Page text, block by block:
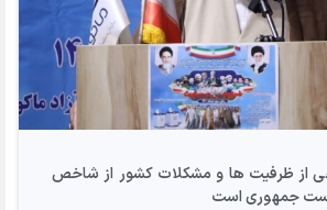
از ظرفیت ها و مشکلات کشور از شاخص
جمهوری است